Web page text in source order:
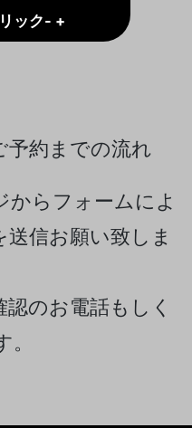
ック- +
約までの流れ
からフォームによ
送信お願い致しま
のお電話もしく